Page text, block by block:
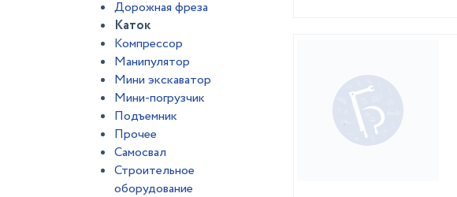
Дорожная фреза
Каток
Компрессор
Манипулятор
Мини экскаватор
Мини-погрузчик
Подъемник
Прочее
Самосвал
Строительное
оборудование